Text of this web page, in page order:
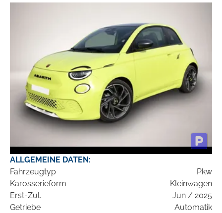
ALLGEMEINE DATEN:
Fahrzeugtyp
Pkw
Karosserieform
Kleinwagen
Erst-Zul.
Jun / 2025
Getriebe
Automatik